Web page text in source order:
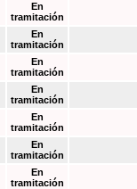
En
tramitación
En
tramitación
En
tramitación
En
tramitación
En
tramitación
En
tramitación
En
tramitación